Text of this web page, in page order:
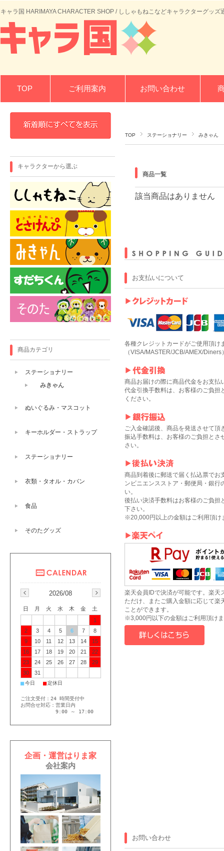
キャラ国 HARIMAYA CHARACTER SHOP / ししゃもねこなどキャラクターグッズ
TOP ご利用案内 お問い合わせ
TOP ステーショナリー みきゃん
商品一覧
該当商品はありません
お支払いについて
各種クレジットカードがご使用頂け
（VISA/MASTER/JCB/AMEX/Diners
商品お届けの際に商品代金をお支払
代金引換手数料は、お客様のご負担
ください。
ご入金確認後、商品を発送させて頂
振込手数料は、お客様のご負担とさ
さい。
商品到着後に郵送で届く払込票でお
ンビニエンスストア・郵便局・銀行
い。
後払い決済手数料はお客様のご負担
下さい。
※20,000円以上の金額はご利用頂け
楽天会員IDで決済が可能です。楽天
ただけ、またご購入金額に応じて楽
ことができます。
※3,000円以下の金額はご利用頂け
お問い合わせ
キャラクターから選ぶ
商品カテゴリ
ステーショナリー
みきゃん
ぬいぐるみ・マスコット
キーホルダー・ストラップ
ステーショナリー
衣類・タオル・カバン
食品
そのたグッズ
2026/08
日 月 火 水 木 金
土
1
2
3 4 5 6 7
8
9
10 11 12 13 14
15
16
17 18 19 20 21
22
23
24 25 26 27 28
29
30
31
■今日 ■定休日
ご注文受付：24 時間受付中
お問合せ対応：営業日内
9:00 ～ 17:00
企画・運営はりま家
会社案内